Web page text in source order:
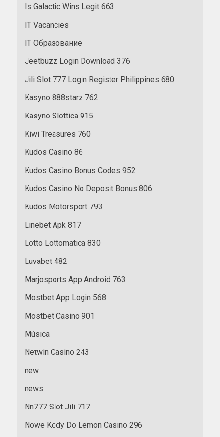
Is Galactic Wins Legit 663
IT Vacancies
IT Образование
Jeetbuzz Login Download 376
Jili Slot 777 Login Register Philippines 680
Kasyno 888starz 762
Kasyno Slottica 915
Kiwi Treasures 760
Kudos Casino 86
Kudos Casino Bonus Codes 952
Kudos Casino No Deposit Bonus 806
Kudos Motorsport 793
Linebet Apk 817
Lotto Lottomatica 830
Luvabet 482
Marjosports App Android 763
Mostbet App Login 568
Mostbet Casino 901
Música
Netwin Casino 243
new
news
Nn777 Slot Jili 717
Nowe Kody Do Lemon Casino 296